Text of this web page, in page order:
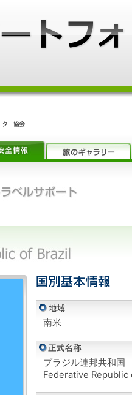
南米
ブラジル連邦共和国
Federative Republic